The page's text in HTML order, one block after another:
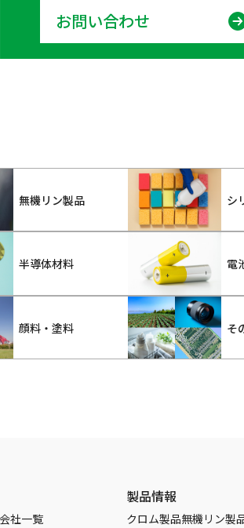
お問い合わせ
無機リン製品 シ
半導体材料 電
顔料・塗料 そ
社一覧
製品情報
クロム製品無機リン製